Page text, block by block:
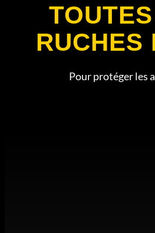
RUCHES
Pour protéger les